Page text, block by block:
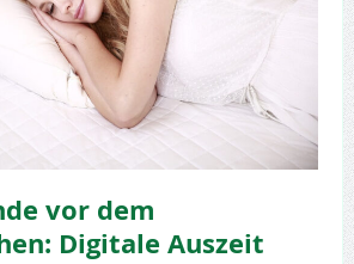
vor dem
Digitale Auszeit